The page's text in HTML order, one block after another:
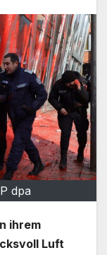
dpa
ihrem
Luft